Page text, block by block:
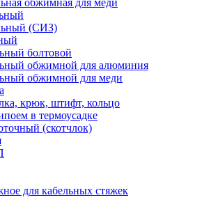
обжимная для меди
(СИЗ)
болтовой
обжимной для алюминия
обжимной для меди
крюк, штифт, кольцо
в термоусадке
(скотчлок)
для кабельных стяжек